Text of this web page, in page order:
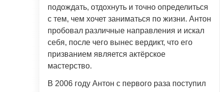
подождать, отдохнуть и точно определиться
с тем, чем хочет заниматься по жизни. Антон
пробовал различные направления и искал
себя, после чего вынес вердикт, что его
призванием является актёрское
мастерство.
В 2006 году Антон с первого раза поступил